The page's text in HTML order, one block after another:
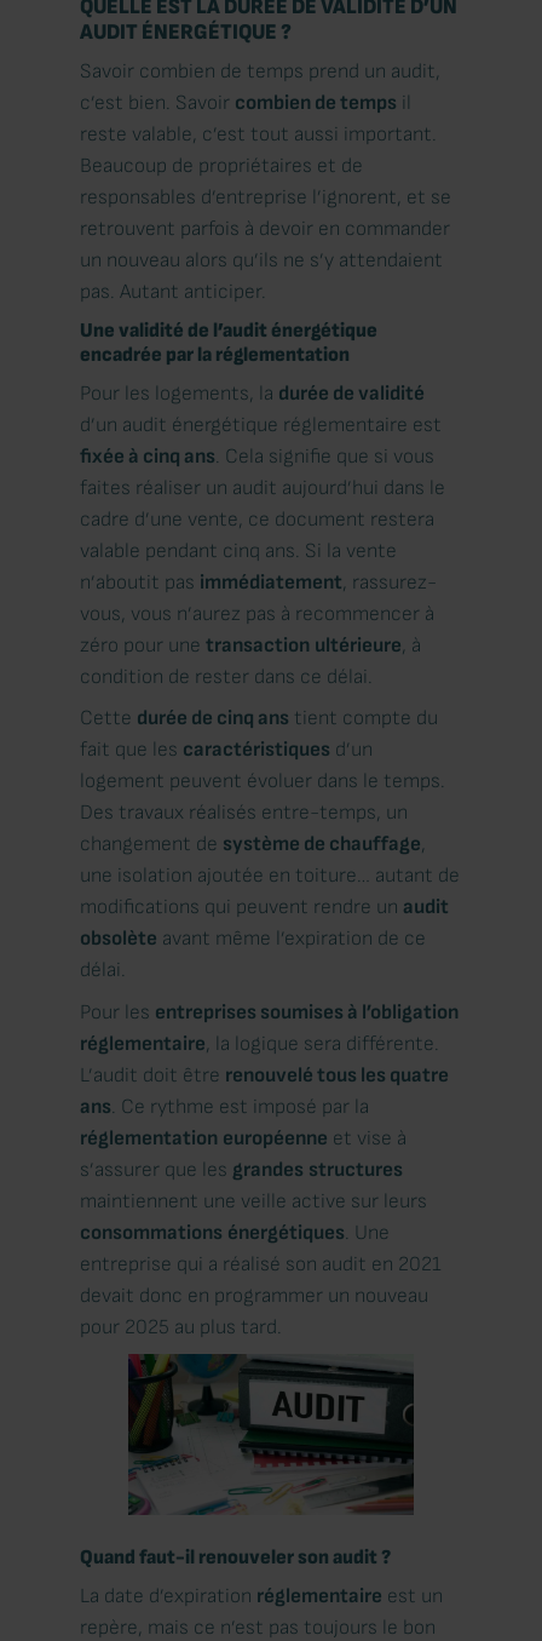
QUELLE EST LA DURÉE DE VALIDITÉ D’UN
AUDIT ÉNERGÉTIQUE ?
Savoir combien de temps prend un audit,
c’est bien. Savoir combien de temps il
reste valable, c’est tout aussi important.
Beaucoup de propriétaires et de
responsables d’entreprise l’ignorent, et se
retrouvent parfois à devoir en commander
un nouveau alors qu’ils ne s’y attendaient
pas. Autant anticiper.
Une validité de l’audit énergétique
encadrée par la réglementation
Pour les logements, la durée de validité
d’un audit énergétique réglementaire est
fixée à cinq ans. Cela signifie que si vous
faites réaliser un audit aujourd’hui dans le
cadre d’une vente, ce document restera
valable pendant cinq ans. Si la vente
n’aboutit pas immédiatement, rassurez-
vous, vous n’aurez pas à recommencer à
zéro pour unetransaction ultérieure, à
condition de rester dans ce délai.
Cette durée de cinq ans tient compte du
fait que les caractéristiques d’un
logement peuvent évoluer dans le temps.
Des travaux réalisés entre-temps, un
changement de système de chauffage,
une isolation ajoutée en toiture… autant de
modifications qui peuvent rendre un audit
obsolète avant même l’expiration de ce
délai.
Pour les entreprises soumises à l’obligation
réglementaire, la logique sera différente.
L’audit doit être renouvelé tous les quatre
ans. Ce rythme est imposé par la
réglementation européenne et vise à
s’assurer que les grandes structures
maintiennent une veille active sur leurs
consommations énergétiques. Une
entreprise qui a réalisé son audit en 2021
devait donc en programmer un nouveau
pour 2025 au plus tard.
Quand faut-il renouveler son audit ?
La date d’expiration réglementaire est un
repère, mais ce n’est pas toujours le bon